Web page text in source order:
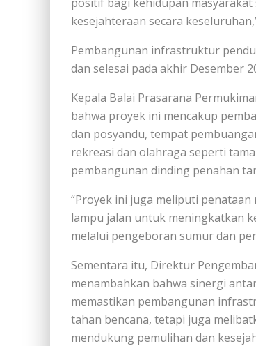
kesejahteraan secara
Pembangunan infrastruktur
dan selesai pada akhir Desember
Kepala Balai Prasarana
bahwa proyek ini mencakup
dan posyandu, tempat
rekreasi dan olahraga seperti
pembangunan dinding penahan
“Proyek ini juga meliputi
lampu jalan untuk meningkatkan
melalui pengeboran sumur dan
Sementara itu, Direktur
menambahkan bahwa sinergi
memastikan pembangunan
tahan bencana, tetapi juga
mendukung pemulihan dan